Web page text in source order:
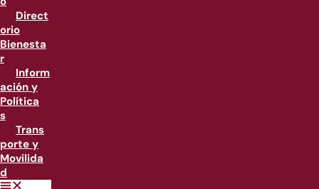
Direct
orio
Bienesta
r
Inform
ación y
Política
s
Trans
porte y
Movilida
d